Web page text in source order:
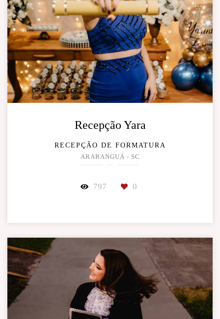
Recepção Yara
RECEPÇÃO DE FORMATURA
ARARANGUÁ - SC
797 0